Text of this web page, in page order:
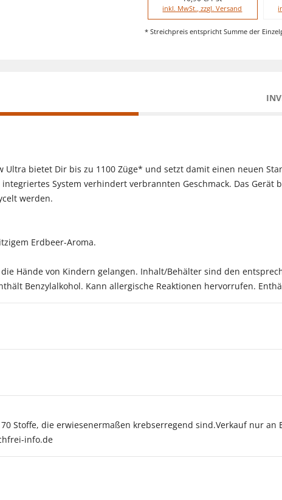
inkl. MwSt., zzgl. Versand
* Streichpreis entspricht Summe der
Ultra bietet Dir bis zu 1100 Züge* und setzt damit einen neuen
System verhindert verbrannten Geschmack. Das Gerät
werden.
Erdbeer-Aroma.
Hände von Kindern gelangen. Inhalt/Behälter sind den
Benzylalkohol. Kann allergische Reaktionen hervorrufen.
Stoffe, die erwiesenermaßen krebserregend sind.Verkauf nur an
info.de